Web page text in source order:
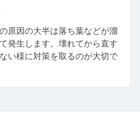
原因の大半は落ち葉などが溜
発生します。壊れてから直す
い様に対策を取るのが大切で